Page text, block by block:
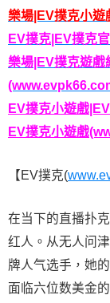
樂場|EV撲克小
EV撲克|EV撲克
樂場|EV撲克遊
EV撲克小遊戲
EV撲克小遊戲
【EV撲克(
在当下的直播扑
红人。从无人问
牌人气选手，她
面临六位数美金